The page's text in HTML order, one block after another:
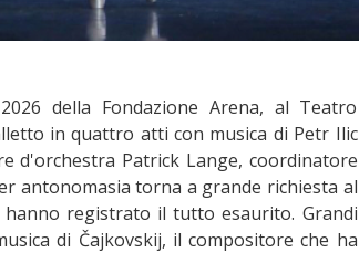
della Fondazione Arena, al Teatro
in quattro atti con musica di Petr Ilic
d'orchestra Patrick Lange, coordinatore
antonomasia torna a grande richiesta al
hanno registrato il tutto esaurito. Grandi
di Čajkovskij, il compositore che ha